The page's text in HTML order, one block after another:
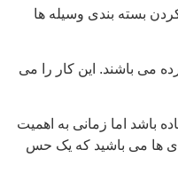
بسته بندی وسیله ها
می باشند. این کار را می
باشد اما زمانی به اهمیت
ها می باشید که یک حس